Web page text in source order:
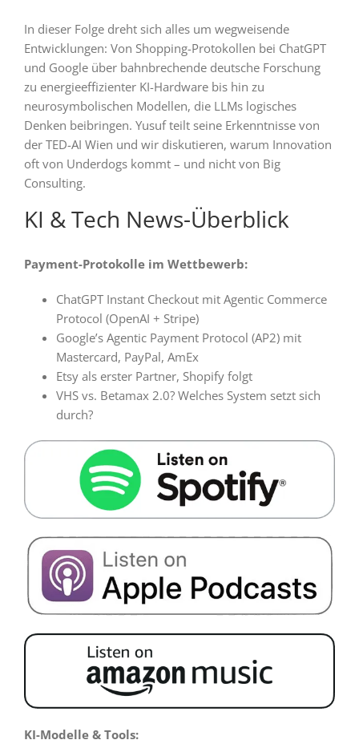
In dieser Folge dreht sich alles um wegweisende
Entwicklungen: Von Shopping-Protokollen bei ChatGPT
und Google über bahnbrechende deutsche Forschung
zu energieeffizienter KI-Hardware bis hin zu
neurosymbolischen Modellen, die LLMs logisches
Denken beibringen. Yusuf teilt seine Erkenntnisse von
der TED-AI Wien und wir diskutieren, warum Innovation
oft von Underdogs kommt – und nicht von Big
Consulting.
KI & Tech News-Überblick
Payment-Protokolle im Wettbewerb:
ChatGPT Instant Checkout mit Agentic Commerce
Protocol (OpenAI + Stripe)
Google’s Agentic Payment Protocol (AP2) mit
Mastercard, PayPal, AmEx
Etsy als erster Partner, Shopify folgt
VHS vs. Betamax 2.0? Welches System setzt sich
durch?
KI-Modelle & Tools: